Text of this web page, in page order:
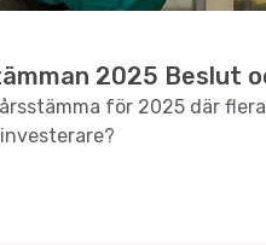
2025 Beslut
för 2025 där